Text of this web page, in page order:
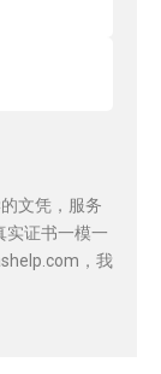
文凭，服务
实证书一模一
，我